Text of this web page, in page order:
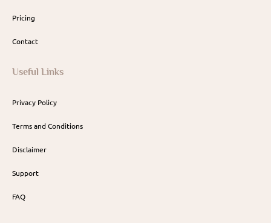
Pricing
Contact
Useful Links
Privacy Policy
Terms and Conditions
Disclaimer
Support
FAQ